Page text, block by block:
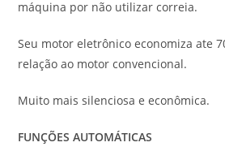
máquina por não utilizar correia.
Seu motor eletrônico economiza ate
relação ao motor convencional.
Muito mais silenciosa e econômica.
FUNÇÕES AUTOMÁTICAS